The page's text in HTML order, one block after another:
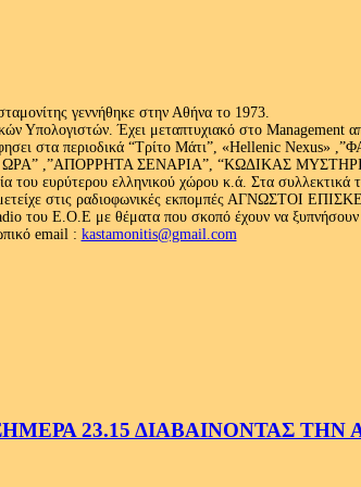
γεννήθηκε στην Αθήνα το 1973.
Υπολογιστών. Έχει μεταπτυχιακό στο Management
στα περιοδικά “Τρίτο Μάτι”, «Hellenic Nexus»
ΣΕΝΑΡΙΑ”, “ΚΩΔΙΚΑΣ ΜΥΣΤΗΡΙΩΝ”
του ευρύτερου ελληνικού χώρου κ.ά. Στα
στις ραδιοφωνικές εκπομπές ΑΓΝΩΣΤΟΙ
Ε.Ο.Ε με θέματα που σκοπό έχουν να ξυπνήσουν
email : kastamonitis@gmail.com
23.15 ΔΙΑΒΑΙΝΟΝΤΑΣ ΤΗΝ